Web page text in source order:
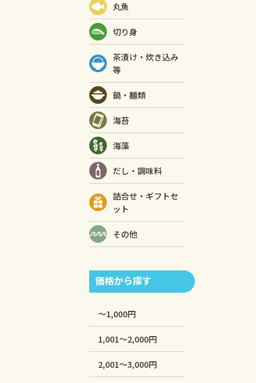
丸魚
切り身
茶漬け・炊き込み
等
鍋・麺類
海苔
海藻
だし・調味料
詰合せ・ギフトセ
ット
その他
価格から探す
～1,000円
1,001～2,000円
2,001～3,000円